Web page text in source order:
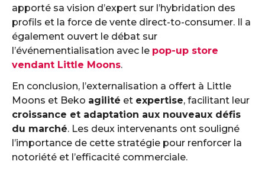
apporté sa vision d’expert sur l’hybridation des
profils et la force de vente direct-to-consumer. Il a
également ouvert le débat sur
l’événementialisation avec le pop-up store
vendant Little Moons.
En conclusion, l’externalisation a offert à Little
Moons et Beko agilité et expertise, facilitant leur
croissance et adaptation aux nouveaux défis
du marché. Les deux intervenants ont souligné
l’importance de cette stratégie pour renforcer la
notoriété et l’efficacité commerciale.